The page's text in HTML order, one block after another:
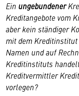
Ein ungebundener
Kreditangebote vom
aber kein ständiger
mit dem
Namen und auf
Kreditinstituts
Kreditvermittler
vorlegen?